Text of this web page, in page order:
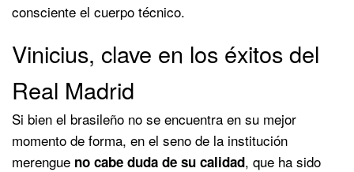
consciente el cuerpo técnico.
Vinicius, clave en los éxitos del
Real Madrid
Si bien el brasileño no se encuentra en su mejor
momento de forma, en el seno de la institución
merengue no cabe duda de su calidad, que ha sido